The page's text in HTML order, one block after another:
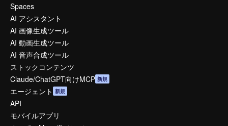
Spaces
AI アシスタント
AI 画像生成ツール
AI 動画生成ツール
AI 音声合成ツール
ストックコンテンツ
Claude/ChatGPT向けMCP 新規
エージェント 新規
API
モバイルアプリ